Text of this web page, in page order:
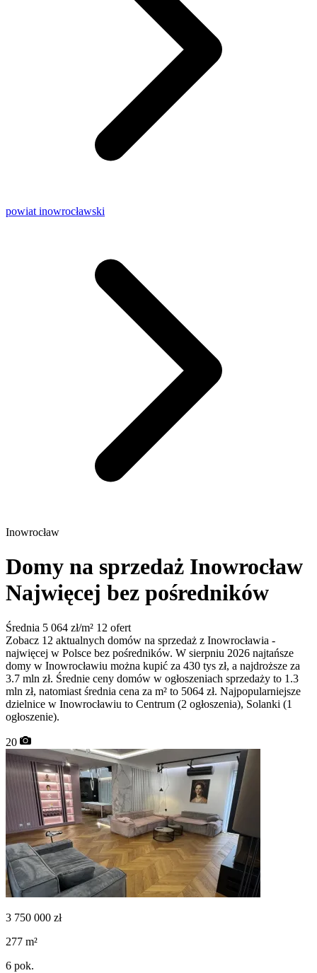
powiat inowrocławski
Inowrocław
Domy na sprzedaż Inowrocław
Najwięcej bez pośredników
Średnia 5 064 zł/m² 12 ofert
Zobacz 12 aktualnych domów na sprzedaż z Inowrocławia -
najwięcej w Polsce bez pośredników. W sierpniu 2026 najtańsze
domy w Inowrocławiu można kupić za 430 tys zł, a najdroższe za
3.7 mln zł. Średnie ceny domów w ogłoszeniach sprzedaży to 1.3
mln zł, natomiast średnia cena za m² to 5064 zł. Najpopularniejsze
dzielnice w Inowrocławiu to Centrum (2 ogłoszenia), Solanki (1
ogłoszenie).
20
3 750 000 zł
277 m²
6 pok.